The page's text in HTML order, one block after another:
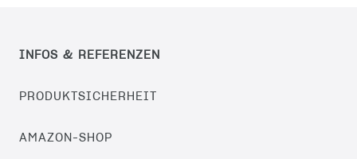
INFOS & REFERENZEN
PRODUKTSICHERHEIT
AMAZON-SHOP